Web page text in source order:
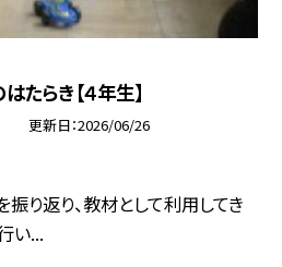
たらき【４年生】
更新日 2026/06/26
り返り、教材として利用してき
い...